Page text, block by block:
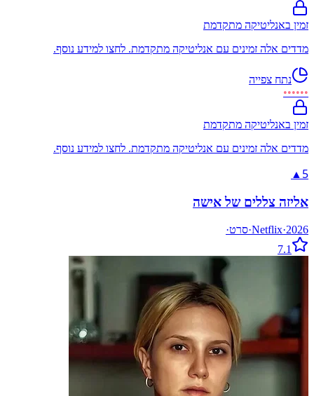
זמין באנליטיקה מתקדמת
מדדים אלה זמינים עם אנליטיקה מתקדמת. לחצו למידע נוסף.
נתח צפייה
••••••
זמין באנליטיקה מתקדמת
מדדים אלה זמינים עם אנליטיקה מתקדמת. לחצו למידע נוסף.
5
▲
אליזה צללים של אישה
2026
·
Netflix
·סרט·
7.1